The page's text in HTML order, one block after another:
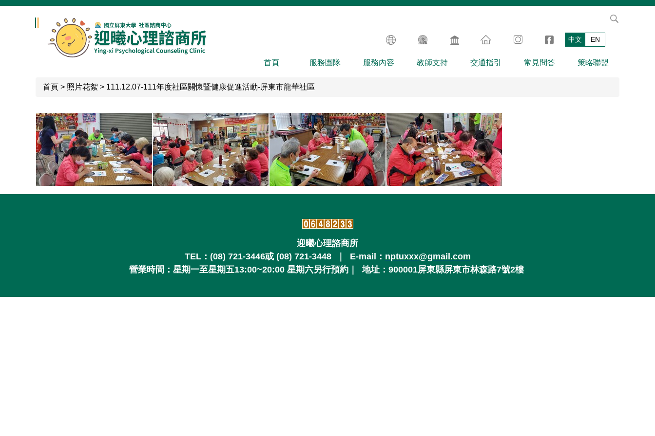
跳
中文 EN
首頁 服務團隊 服務內容 教師支持 交通指引 常見問答 策略聯盟
首頁 > 照片花絮 > 111.12.07-111年度社區關懷暨健康促進活動-屏東市龍華社區
迎曦心理諮商所
TEL： (08) 721-3446或 (08) 721-3448 ｜ E-mail： nptuxxx@gmail.com
營業時間 ：星期一至星期五13:00~20:00星期六另行預約｜地址：900001屏東縣屏東市林森路7號2樓